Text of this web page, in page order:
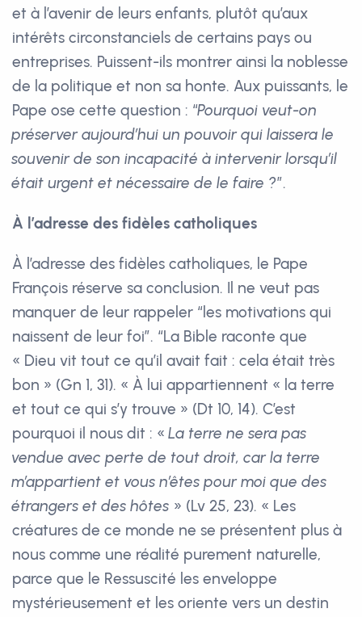
et à l’avenir de leurs enfants, plutôt qu’aux
intérêts circonstanciels de certains pays ou
entreprises. Puissent-ils montrer ainsi la noblesse
de la politique et non sa honte. Aux puissants, le
Pape ose cette question : “Pourquoi veut-on
préserver aujourd’hui un pouvoir qui laissera le
souvenir de son incapacité à intervenir lorsqu’il
était urgent et nécessaire de le faire ?”.
À l’adresse des fidèles catholiques
À l’adresse des fidèles catholiques, le Pape
François réserve sa conclusion. Il ne veut pas
manquer de leur rappeler “les motivations qui
naissent de leur foi”. “La Bible raconte que
« Dieu vit tout ce qu’il avait fait : cela était très
bon » (Gn 1, 31). « À lui appartiennent « la terre
et tout ce qui s’y trouve » (Dt 10, 14). C’est
pourquoi il nous dit : «La terre ne sera pas
vendue avec perte de tout droit, car la terre
m’appartient et vous n’êtes pour moi que des
étrangers et des hôtes » (Lv 25, 23). « Les
créatures de ce monde ne se présentent plus à
nous comme une réalité purement naturelle,
parce que le Ressuscité les enveloppe
mystérieusement et les oriente vers un destin